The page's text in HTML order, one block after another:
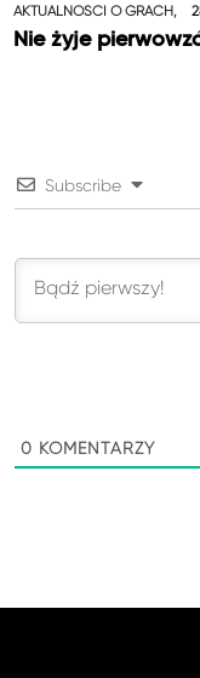
AKTUALNOŚCI O GRACH,
Nie żyje
Subscribe
0 KOMENTARZY